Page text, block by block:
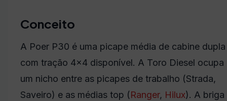
Conceito
A Poer P30 é uma picape média de cabine dupla
com tração 4×4 disponível. A Toro Diesel ocupa
um nicho entre as picapes de trabalho (Strada,
Saveiro) e as médias top (Ranger, Hilux). A briga